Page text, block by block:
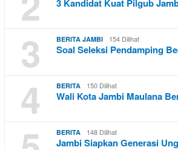
3 Kandidat Kuat Pilgub
3 BERITA JAMBI 154 Dilihat
Soal Seleksi Pendamping
4 BERITA 150 Dilihat
Wali Kota Jambi Maulana
BERITA 148 Dilihat
Jambi Siapkan Generasi